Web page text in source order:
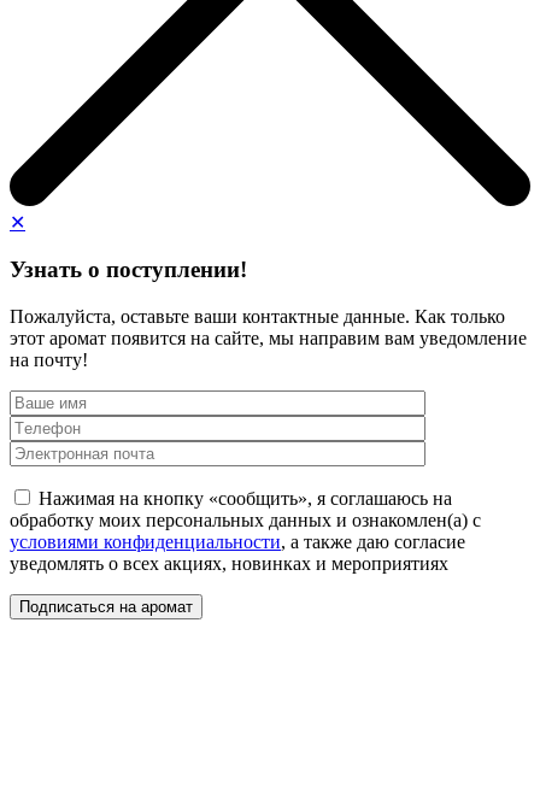
✕
Узнать о поступлении!
Пожалуйста, оставьте ваши контактные данные. Как только
этот аромат появится на сайте, мы направим вам уведомление
на почту!
Нажимая на кнопку «сообщить», я соглашаюсь на
обработку моих персональных данных и ознакомлен(а) с
условиями конфиденциальности, а также даю согласие
уведомлять о всех акциях, новинках и мероприятиях